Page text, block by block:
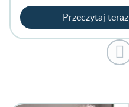
Przeczytaj teraz